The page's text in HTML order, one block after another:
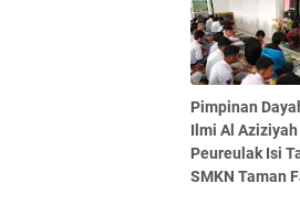
Pimpinan
Ilmi Al Aziziyah
Peureulak Isi
SMKN Taman